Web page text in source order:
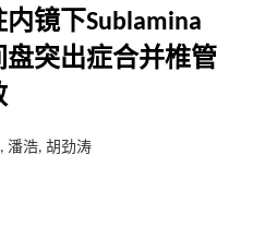
镜下Sublamina
突出症合并椎管
潘浩, 胡劲涛